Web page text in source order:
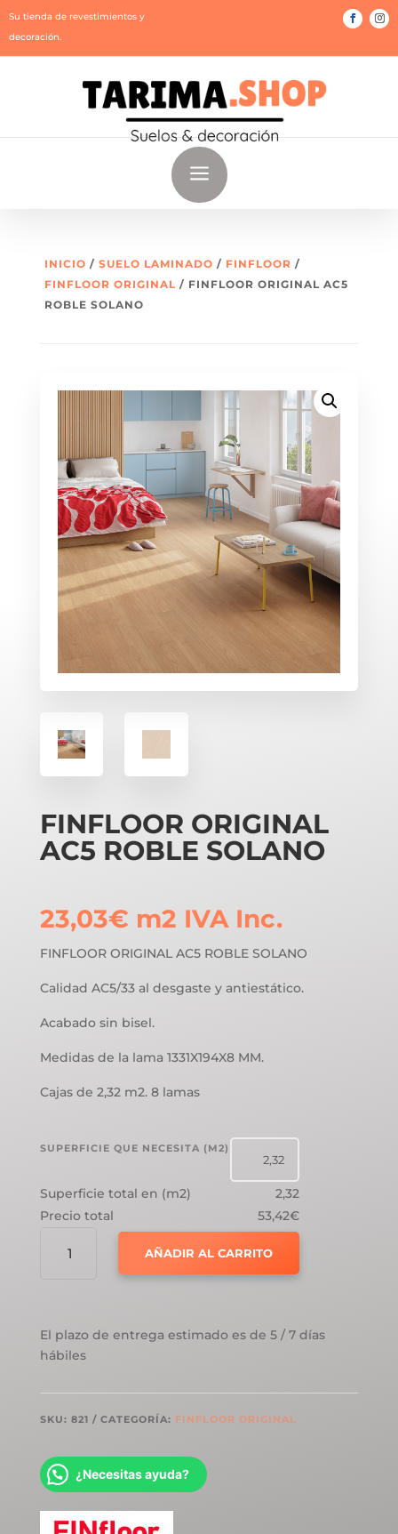
Su tienda de revestimientos y
decoración.
a
INICIO / SUELO LAMINADO / FINFLOOR /
FINFLOOR ORIGINAL/ FINFLOOR ORIGINAL AC5
ROBLE SOLANO
FINFLOOR ORIGINAL
AC5 ROBLE SOLANO
23,03€ m2 IVA Inc.
FINFLOOR ORIGINAL AC5 ROBLE SOLANO
Calidad AC5/33 al desgaste y antiestático.
Acabado sin bisel.
Medidas de la lama 1331X194X8 MM.
Cajas de 2,32 m2. 8 lamas
SUPERFICIE QUE NECESITA (M2)
Superficie total en (m2)
2,32
Precio total
53,42€
ORIGINAL
CANTIDAD
AÑADIR AL CARRITO
El plazo de entrega estimado es de 5 / 7 días
hábiles
SKU: 821 CATEGORÍA: FINFLOOR ORIGINAL
¿Necesitas ayuda?